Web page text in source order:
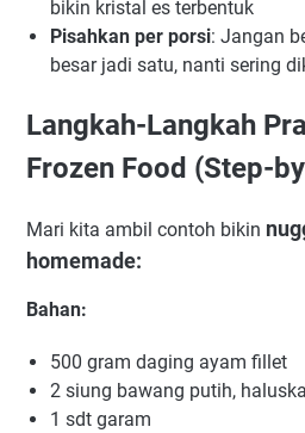
bikin kristal es terbentuk
Pisahkan per porsi: Jangan
besar jadi satu, nanti sering
Langkah-Langkah
Frozen Food (Step-
Mari kita ambil contoh bikin
homemade:
Bahan:
500 gram daging ayam fillet
2 siung bawang putih,
1 sdt garam